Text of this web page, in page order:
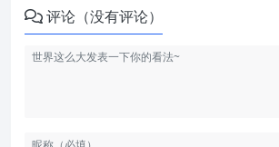
评论（没有评论）